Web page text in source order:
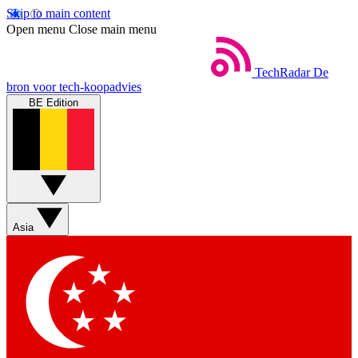
Skip to main content
Open menu Close main menu
TechRadar De
bron voor tech-koopadvies
BE Edition
Asia